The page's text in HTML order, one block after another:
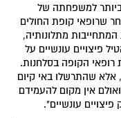
ביותר למשפחתה של
לאחר שרופאי קופת החולים
מתלונותיה,
פיצויים עונשיים על
הקופה בסלחנות.
אלא שהתרשלו באי קיום
אין מקום להעמידם
עונשיים".